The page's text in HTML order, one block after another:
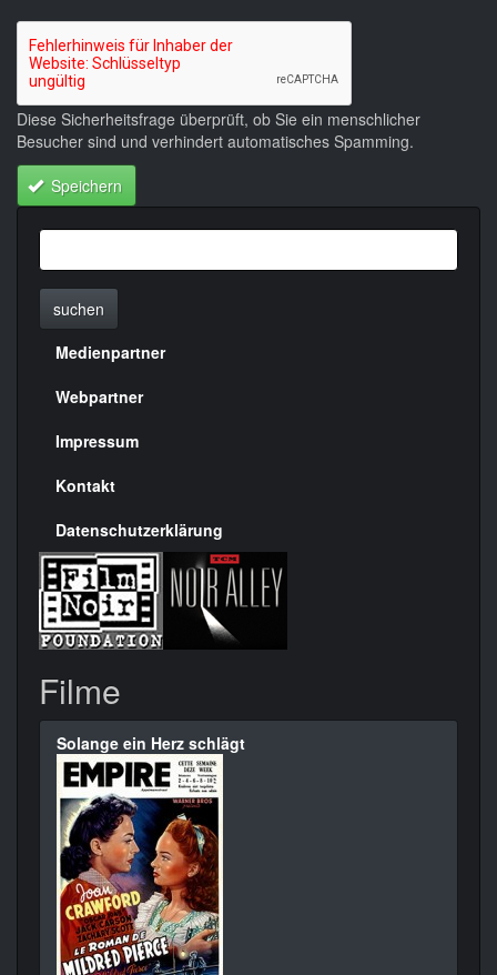
Diese Sicherheitsfrage überprüft, ob Sie ein menschlicher
Besucher sind und verhindert automatisches Spamming.
Speichern
suchen
Menülinks
rechte
Seite
Medienpartner
Webpartner
Impressum
Kontakt
Datenschutzerklärung
Filme
Solange ein Herz schlägt